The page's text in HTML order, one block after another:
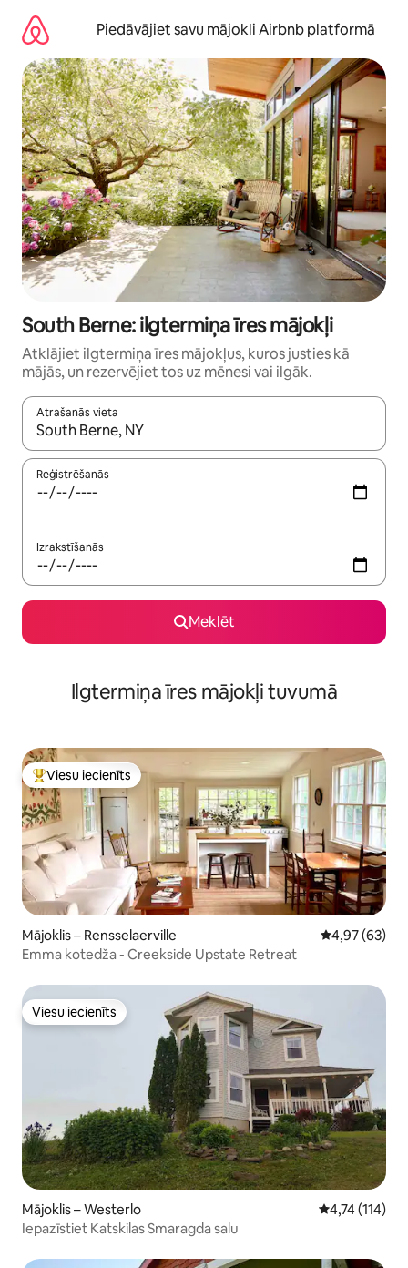
saturu
Piedāvājiet savu mājokli Airbnb platformā
South Berne: ilgtermiņa īres mājokļi
Atklājiet ilgtermiņa īres mājokļus, kuros justies kā
mājās, un rezervējiet tos uz mēnesi vai ilgāk.
Atrašanās vieta
Kad rezultāti kļūs pieejami, izmantojiet bultiņu uz augšu un
Reģistrēšanās
Izrakstīšanās
Meklēt
Ilgtermiņa īres mājokļi tuvumā
Populārs viesu iecienīts mājoklis
Viesu iecienīts
Mājoklis – Rensselaerville Vidējais
4,97 (63)
Emma kotedža - Creekside Upstate Retreat
Viesu iecienīts
Viesu iecienīts
Mājoklis – Westerlo Vidējais
4,74 (114)
Iepazīstiet Katskilas Smaragda salu